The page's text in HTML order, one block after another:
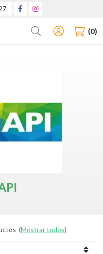
Buscar 0
(Mostrar todos)